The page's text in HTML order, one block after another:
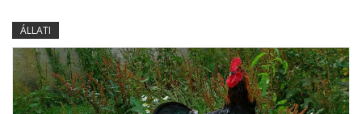
ÁLLATI